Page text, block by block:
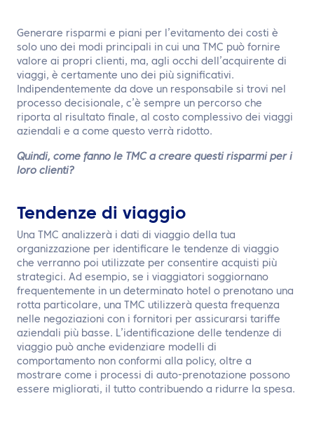
Generare risparmi e piani per l’evitamento dei costi è
solo uno dei modi principali in cui una TMC può fornire
valore ai propri clienti, ma, agli occhi dell’acquirente di
viaggi, è certamente uno dei più significativi.
Indipendentemente da dove un responsabile si trovi nel
processo decisionale, c’è sempre un percorso che
riporta al risultato finale, al costo complessivo dei viaggi
aziendali e a come questo verrà ridotto.
Quindi, come fanno le TMC a creare questi risparmi per i
loro clienti?
Tendenze di viaggio
Una TMC analizzerà i dati di viaggio della tua
organizzazione per identificare le tendenze di viaggio
che verranno poi utilizzate per consentire acquisti più
strategici. Ad esempio, se i viaggiatori soggiornano
frequentemente in un determinato hotel o prenotano una
rotta particolare, una TMC utilizzerà questa frequenza
nelle negoziazioni con i fornitori per assicurarsi tariffe
aziendali più basse. L’identificazione delle tendenze di
viaggio può anche evidenziare modelli di
comportamento non conformi alla policy, oltre a
mostrare come i processi di auto-prenotazione possono
essere migliorati, il tutto contribuendo a ridurre la spesa.